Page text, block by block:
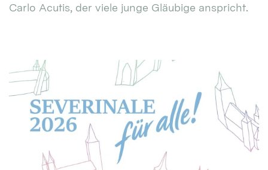
Carlo Acutis, der viele junge Gläubige anspricht.